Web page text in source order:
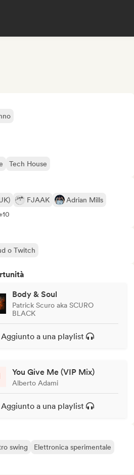
Tech House
FJAAK
Adrian Mills
o Twitch
Body & Soul
Patrick Scuro aka SCURO
BLACK
Aggiunto a una playlist
You Give Me (VIP Mix)
Alberto Adami
Aggiunto a una playlist
swing
Elettronica sperimentale